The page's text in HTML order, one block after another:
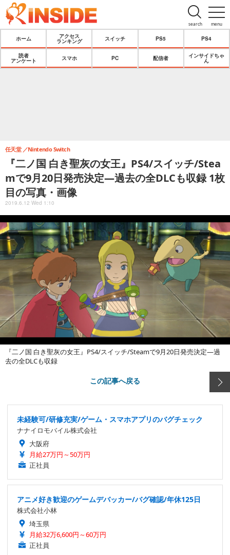
menu
search
ホーム
アクセス
ランキング
スイッチ PS5 PS4
読者
アンケート
スマホ PC 配信者
インサイドちゃ
ん
『二ノ国 白き聖灰の女王』PS4/スイッチ/Stea
mで9月20日発売決定―過去の全DLCも収録 1枚
目の写真・画像
任天堂 Nintendo Switch
2019.6.12 Wed 1:10
『二ノ国 白き聖灰の女王』PS4/スイッチ/Steamで9月20日発売決定―過
去の全DLCも収録
この記事へ戻る
未経験可/研修充実/ゲーム・スマホアプリのバグチェック
ナナイロモバイル株式会社
大阪府
月給27万円～50万円
正社員
アニメ好き歓迎のゲームデバッカー/バグ確認/年休125日
株式会社小林
埼玉県
月給32万6,600円～60万円
正社員